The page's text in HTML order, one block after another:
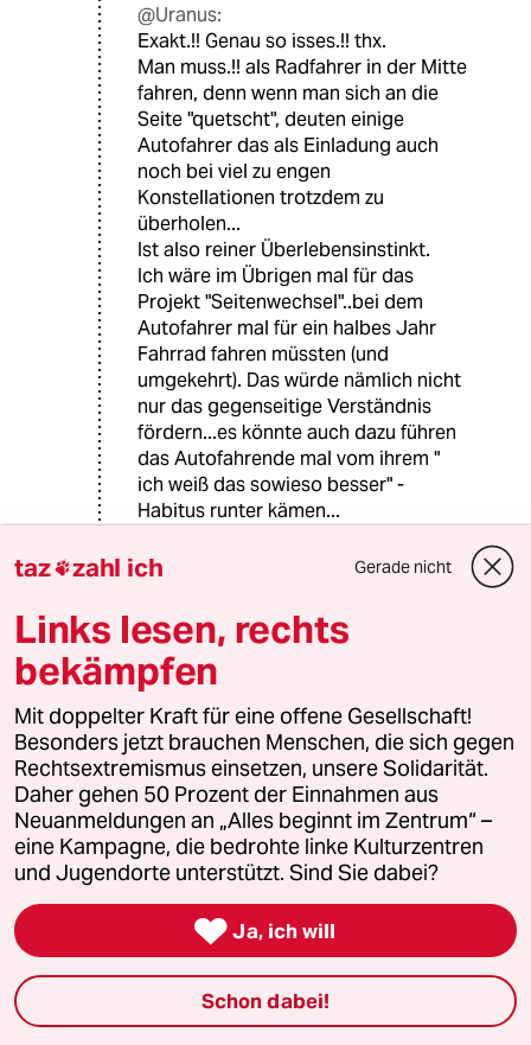
@Uranus:
Exakt.!! Genau so isses.!! thx.
Man muss.!! als Radfahrer in der Mitte
fahren, denn wenn man sich an die
Seite "quetscht", deuten einige
Autofahrer das als Einladung auch
noch bei viel zu engen
Konstellationen trotzdem zu
überholen...
Ist also reiner Überlebensinstinkt.
Ich wäre im Übrigen mal für das
Projekt "Seitenwechsel"..bei dem
Autofahrer mal für ein halbes Jahr
Fahrrad fahren müssten (und
umgekehrt). Das würde nämlich nicht
nur das gegenseitige Verständnis
fördern...es könnte auch dazu führen
das Autofahrende mal vom ihrem "
ich weiß das sowieso besser" -
Habitus runter kämen...
meine)...
Uranus
28.10.2022
@Wunderwelt:
Dafüä nich, näch? :-)
Ach, es würde reichen, die
allermeisten Autos abzuschaffen. In
Autofahrer*innen müsste mensch
sich dann nicht hineinversetzen. ;-D
Rudolf Fissner
27.10.2022,20:00 Uhr
@Uranus:
taz zahl ich Gerade nicht
Links lesen, rechts
bekämpfen
Mit doppelter Kraft für eine offene Gesellschaft!
Besonders jetzt brauchen Menschen, die sich gegen
Rechtsextremismus einsetzen, unsere Solidarität.
Daher gehen 50 Prozent der Einnahmen aus
Neuanmeldungen an „Alles beginnt im Zentrum“ –
eine Kampagne, die bedrohte linke Kulturzentren
und Jugendorte unterstützt. Sind Sie dabei?
 Ja, ich will
Schon dabei!